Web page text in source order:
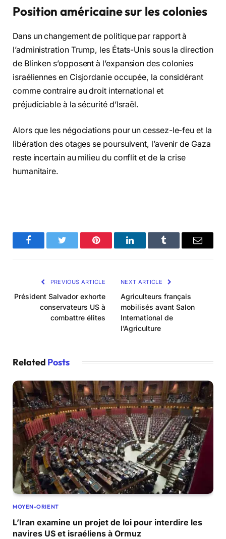
Position américaine sur les colonies
Dans un changement de politique par rapport à
l’administration Trump, les États-Unis sous la direction
de Blinken s’opposent à l’expansion des colonies
israéliennes en Cisjordanie occupée, la considérant
comme contraire au droit international et
préjudiciable à la sécurité d’Israël.
Alors que les négociations pour un cessez-le-feu et la
libération des otages se poursuivent, l’avenir de Gaza
reste incertain au milieu du conflit et de la crise
humanitaire.
FacebookTwitter Pinterest LinkedInTumblr Email
PREVIOUS ARTICLE
Président Salvador exhorte
conservateurs US à
combattre élites
NEXT ARTICLE
Agriculteurs français
mobilisés avant Salon
International de
l’Agriculture
Related Posts
MOYEN-ORIENT
L’Iran examine un projet de loi pour interdire les
navires US et israéliens à Ormuz